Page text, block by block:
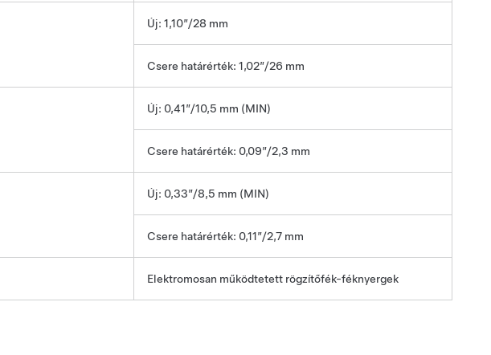
Új: 1,10”/28 mm
Csere határérték: 1,02”/26 mm
Új: 0,41”/10,5 mm (MIN)
Csere határérték: 0,09”/2,3 mm
Új: 0,33”/8,5 mm (MIN)
Csere határérték: 0,11”/2,7 mm
Elektromosan működtetett rögzítőfék-féknyergek